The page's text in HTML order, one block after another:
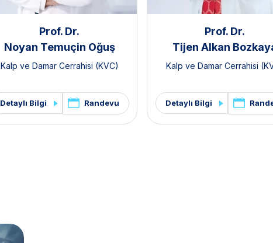
Prof. Dr.
Noyan Temuçin Oğuş
Kalp ve Damar Cerrahisi (KVC)
Detaylı Bilgi Randevu
Prof. Dr.
Tijen Alkan
Kalp ve Damar Cerrahisi
Detaylı Bilgi